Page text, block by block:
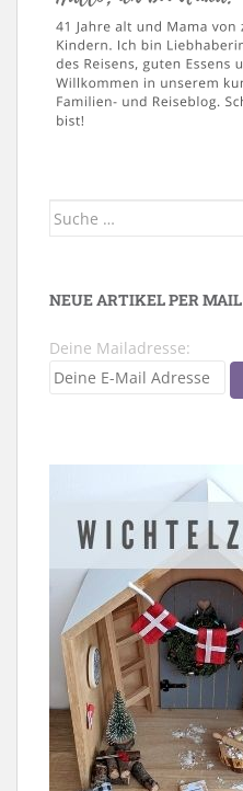
Suche
NEUE ARTIKEL PER MAIL
Deine Mailadresse: